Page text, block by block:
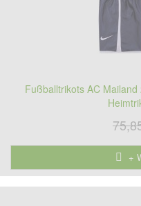
Fußballtrikots AC
+